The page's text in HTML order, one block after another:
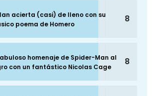
acierta (casi) de lleno con su
poema de Homero
8
homenaje de Spider-Man al
con un fantástico Nicolas Cage
8